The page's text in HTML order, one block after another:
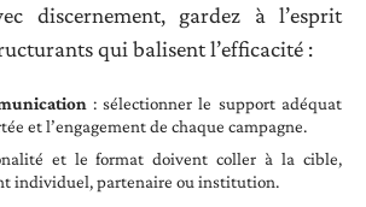
discernement, gardez à l’esprit
qui balisent l’efficacité :
: sélectionner le support adéquat
et l’engagement de chaque campagne.
et le format doivent coller à la cible,
individuel, partenaire ou institution.